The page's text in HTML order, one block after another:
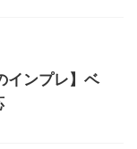
インプレ】ベ